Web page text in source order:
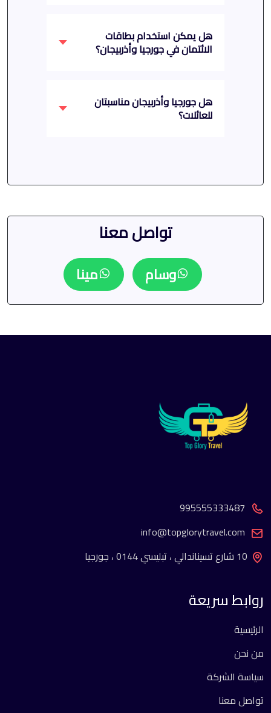
هل يمكن استخدام بطاقات
الائتمان في جورجيا وأذربيجان؟
هل جورجيا وأذربيجان مناسبتان
للعائلات؟
تواصل معنا
وسام مينا
995555333487
info@topglorytravel.com
10 شارع تسيناندالي ، تبليسي 0144 ، جورجيا
روابط سريعة
الرئيسية
من نحن
سياسة الشركة
تواصل معنا